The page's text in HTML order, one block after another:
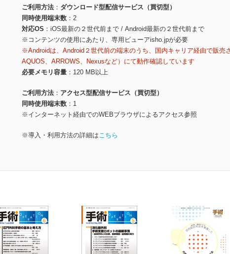
ご利用方法
ダウンロード型配信サービス（買切型）
同時使用端末数
2
対応OS
iOS最新の２世代前まで / Android最新の２世代前まで
※コンテンツの使用にあたり、専用ビューアisho.jpが必要
※Androidは、Android２世代前の端末のうち、国内キャリア経由で販売
AQUOS、ARROWS、Nexusなど）にて動作確認しています
必要メモリ容量
120 MB以上
ご利用方法
アクセス型配信サービス（買切型）
同時使用端末数
1
※インターネット経由でのWEBブラウザによるアクセス参照
※導入・利用方法の詳細はこちら